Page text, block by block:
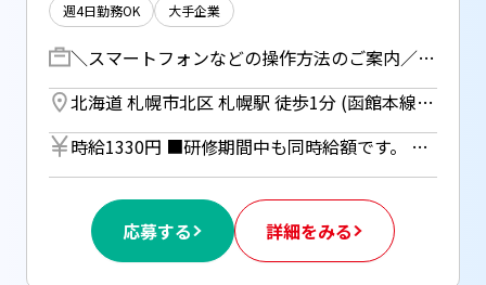
週4日勤務OK
大手企業
＼スマートフォンなどの操作方法のご案内／ 有償サポートサービスにご加入いただいているお客様からのお問い合わせ対応をお任せします！ 例・・ 「機種変更したのでデータ移行の方法を知りたい」 「不具合があるので改善したい」 「Excelの表作成の操作方法を教えてほしい」 など スマートフォン、その他通信機器(PC、Wi-Fiなど)の設定や操作方法に関するご案内業務。 【研修期間】 入社：9/1(08:50～18:00) 座学：9/1～9/14(09:00～18:00) OJT：9/15～10日間程度(希望のシフトに応じる) ※座学期間中は土日祝休み ※進捗状況により変動あり ※原則全日参加必須
北海道 札幌市北区 札幌駅 徒歩1分 (函館本線) ／ さっぽろ駅 徒歩1分 (札幌市営南北線) ／ さっぽろ駅 徒歩1分 (札幌市営東豊線)
時給1330円 ■研修期間中も同時給額です。 ■日払いOK（所定労働時間の80％迄） ■給与は月1回の銀行振込となりますが、「JOBPAY（ジョブペイ）」の利用で就業当日に給料相当額の一部をセブン銀行や三菱UFJ銀行、コンビニ等のATMから受け取る事が可能です！ ◎『JOBPAY』の詳細は登録時または当社HPで！
応募する 詳細をみる